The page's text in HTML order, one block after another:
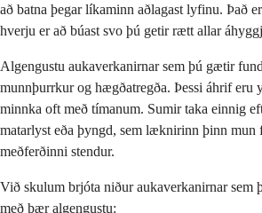
að batna þegar líkaminn aðlagast lyfinu. Það
hverju er að búast svo þú getir rætt allar
Algengustu aukaverkanirnar sem þú gætir
munnþurrkur og hægðatregða. Þessi áhrif eru
minnka oft með tímanum. Sumir taka einnig
matarlyst eða þyngd, sem læknirinn þinn mun
meðferðinni stendur.
Við skulum brjóta niður aukaverkanirnar sem
með þær algengustu: